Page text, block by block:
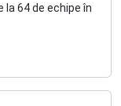
la 64 de echipe în